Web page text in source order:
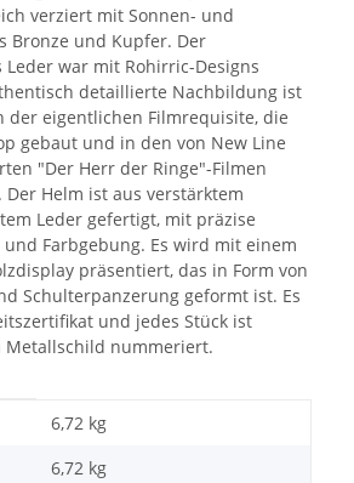
verziert mit Sonnen- und
Bronze und Kupfer. Der
Leder war mit Rohirric-Designs
detaillierte Nachbildung ist
der eigentlichen Filmrequisite, die
gebaut und in den von New Line
"Der Herr der Ringe"-Filmen
Helm ist aus verstärktem
Leder gefertigt, mit präzise
Farbgebung. Es wird mit einem
präsentiert, das in Form von
Schulterpanzerung geformt ist. Es
und jedes Stück ist
Metallschild nummeriert.
6,72 kg
6,72 kg